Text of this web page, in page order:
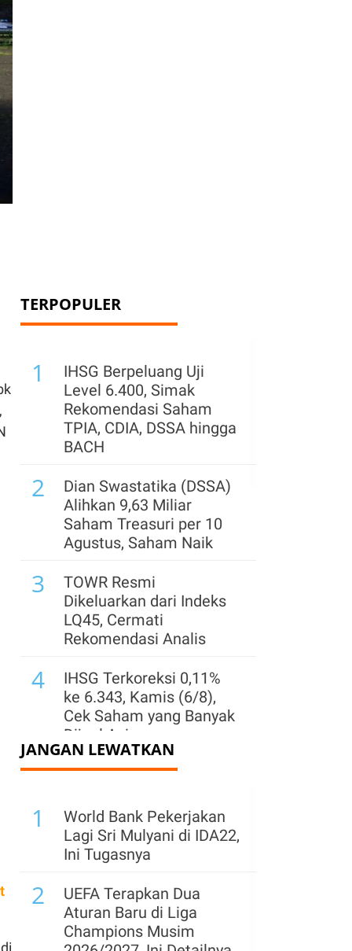
TERPOPULER
1
IHSG Berpeluang Uji
Level 6.400, Simak
Rekomendasi Saham
TPIA, CDIA, DSSA hingga
BACH
2
Dian Swastatika (DSSA)
Alihkan 9,63 Miliar
Saham Treasuri per 10
Agustus, Saham Naik
3
TOWR Resmi
Dikeluarkan dari Indeks
LQ45, Cermati
Rekomendasi Analis
4
IHSG Terkoreksi 0,11%
ke 6.343, Kamis (6/8),
Cek Saham yang Banyak
Dijual Asing
5
Harga Saham BUMN
Meskipun Laporan
Kinerja Bagus, Cek yang
Layak Beli?
6
Asing Borong Saham-
Saham Ini Saat IHSG
Terkoreksi, Ada BBCA
dan TLKM, Kamis (6/8)
JANGAN LEWATKAN
1
World Bank Pekerjakan
Lagi Sri Mulyani di IDA22,
Ini Tugasnya
2
UEFA Terapkan Dua
Aturan Baru di Liga
Champions Musim